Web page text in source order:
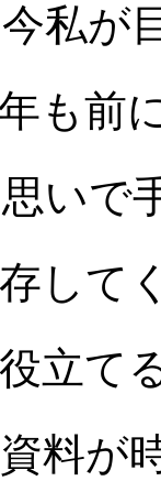
私が
も前
いで
して
立て
料が